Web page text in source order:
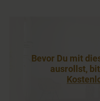
Bevor Du mit
ausrollst,